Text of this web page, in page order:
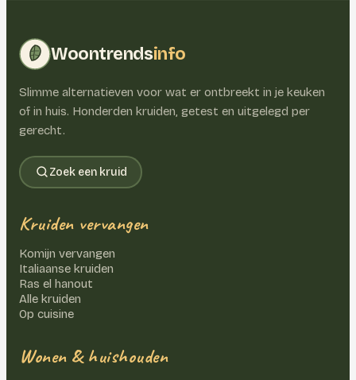
Woontrendsinfo
Slimme alternatieven voor wat er ontbreekt in je keuken
of in huis. Honderden kruiden, getest en uitgelegd per
gerecht.
Zoek een kruid
Kruiden vervangen
Komijn vervangen
Italiaanse kruiden
Ras el hanout
Alle kruiden
Op cuisine
Wonen & huishouden